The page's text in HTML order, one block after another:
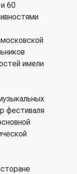
60
имели
фестиваля